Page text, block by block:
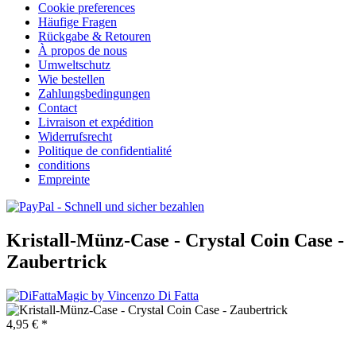
Cookie preferences
Häufige Fragen
Rückgabe & Retouren
À propos de nous
Umweltschutz
Wie bestellen
Zahlungsbedingungen
Contact
Livraison et expédition
Widerrufsrecht
Politique de confidentialité
conditions
Empreinte
Kristall-Münz-Case - Crystal Coin Case -
Zaubertrick
4,95 € *